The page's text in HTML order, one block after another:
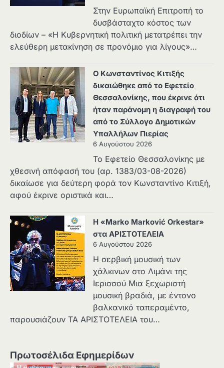
Στην Ευρωπαϊκή Επιτροπή το
δυσβάσταχτο κόστος των
διοδίων – «Η Κυβερνητική πολιτική μετατρέπει την
ελεύθερη μετακίνηση σε προνόμιο για λίγους»…
Ο Κωνσταντίνος Κιτιξής
δικαιώθηκε από το Εφετείο
Θεσσαλονίκης, που έκρινε ότι
ήταν παράνομη η διαγραφή του
από το Σύλλογο Δημοτικών
Υπαλλήλων Πιερίας
6 Αυγούστου 2026
Το Εφετείο Θεσσαλονίκης με
χθεσινή απόφασή του (αρ. 1383/03-08-2026)
δικαίωσε για δεύτερη φορά τον Κωνσταντίνο Κιτιξή,
αφού έκρινε οριστικά και…
Η «Marko Marković Orkestar»
στα ΑΡΙΣΤΟΤΕΛΕΙΑ
6 Αυγούστου 2026
Η σερβική μουσική των
χάλκινων στο Λιμάνι της
Ιερισσού Μια ξεχωριστή
μουσική βραδιά, με έντονο
βαλκανικό ταπεραμέντο,
παρουσιάζουν ΤΑ ΑΡΙΣΤΟΤΕΛΕΙΑ του…
Πρωτοσέλιδα Εφημερίδων